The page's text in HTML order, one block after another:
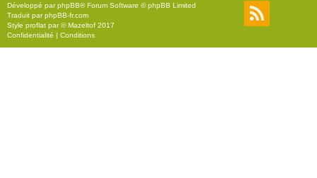
Développé parphpBB® Forum Software © phpBB Limited
Traduit parphpBB-fr.com
Style proflat par ©Mazeltof 2017
Confidentialité | Conditions